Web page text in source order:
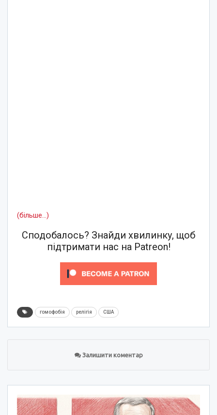
(більше…)
Сподобалось? Знайди хвилинку, щоб
підтримати нас на Patreon!
гомофобія релігія США
Залишити коментар